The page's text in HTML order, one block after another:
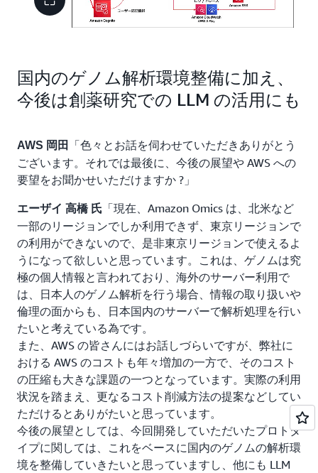
国内のゲノム解析環境整備に加え、
今後は創薬研究での LLM の活用にも
AWS 岡田
「色々とお話を伺わせていただきありがとう
ございます。それでは最後に、今後の展望や AWS への
要望をお聞かせいただけますか ?」
エーザイ 高橋 氏 「現在、Amazon Omics は、北米など
一部のリージョンでしか利用できず、東京リージョンで
の利用ができないので、是非東京リージョンで使えるよ
うになって欲しいと思っています。これは、ゲノムは究
極の個人情報と言われており、海外のサーバー利用で
は、日本人のゲノム解析を行う場合、情報の取り扱いや
倫理の面からも、日本国内のサーバーで解析処理を行い
たいと考えている為です。
また、AWS の皆さんにはお話しづらいですが、弊社に
おける AWS のコストも年々増加の一方で、そのコスト
の圧縮も大きな課題の一つとなっています。実際の利用
状況を踏まえ、更なるコスト削減方法の提案などしてい
ただけるとありがたいと思っています。
今後の展望としては、今回開発していただいたプロトタ
イプに関しては、これをベースに国内のゲノムの解析環
境を整備していきたいと思っていますし、他にも LLM